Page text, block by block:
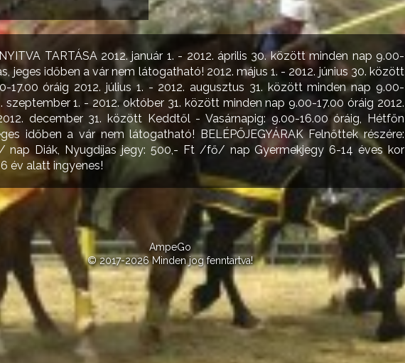
TARTÁSA 2012. január 1. - 2012. április 30. között minden nap 9.00-
jeges időben a vár nem látogatható! 2012. május 1. - 2012. június 30. között
17.00 óráig 2012. július 1. - 2012. augusztus 31. között minden nap 9.00-
szeptember 1. - 2012. október 31. között minden nap 9.00-17.00 óráig 2012.
december 31. között Keddtől - Vasárnapig: 9.00-16.00 óráig, Hétfőn
időben a vár nem látogatható! BELÉPŐJEGYÁRAK Felnőttek részére:
Diák, Nyugdíjas jegy: 500,- Ft /fő/ nap Gyermekjegy 6-14 éves kor
év alatt ingyenes!
AmpeGo
© 2017-2026 Minden jog fenntartva!